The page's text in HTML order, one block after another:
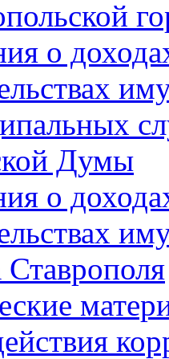
о
Думы
о
Ставрополя